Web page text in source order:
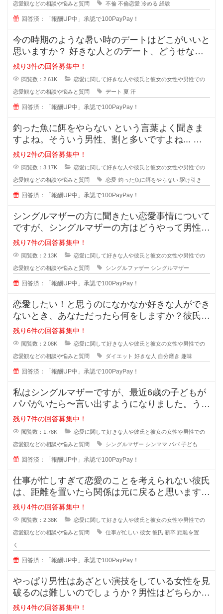
恋愛観などの相談や悩みと質問 不倫 不倫恋愛 冷める 経験
回答済：「報酬UP中」承認で100PayPay！
今の時期のような暑い時のデートはどこがいいと
思いますか？ 好きな人とのデート、どうせなら
街を散策したりデートスポッ
残り3件の回答募集中！
閲覧数：2.61K 恋愛に関して好きな人や彼氏と彼女の女性や男性での
恋愛観などの相談や悩みと質問 デート 夏 汗
回答済：「報酬UP中」承認で100PayPay！
釣った魚に餌をやらない という言葉よく聞きま
すよね。そういう男性、割と多いですよね... な
ぜ付き合った途端に覚めたよう
残り2件の回答募集中！
閲覧数：3.17K 恋愛に関して好きな人や彼氏と彼女の女性や男性での
恋愛観などの相談や悩みと質問 恋愛 釣った魚に餌をやらない 駆け引き
回答済：「報酬UP中」承認で100PayPay！
シングルマザーの方に聞きたい恋愛事情について
ですが、シングルマザーの方はどうやって男性と
会う時間を作っているのでしょうか
残り7件の回答募集中！
閲覧数：2.13K 恋愛に関して好きな人や彼氏と彼女の女性や男性での
恋愛観などの相談や悩みと質問 シングルファザー シングルマザー
回答済：「報酬UP中」承認で100PayPay！
恋愛したい！と思うのになかなか好きな人ができ
ないとき、あなただったら何をしますか？彼氏が
欲しい！彼女がほしい！と思ってい
残り6件の回答募集中！
閲覧数：2.08K 恋愛に関して好きな人や彼氏と彼女の女性や男性での
恋愛観などの相談や悩みと質問 ダイエット 好きな人 自分磨き 趣味
回答済：「報酬UP中」承認で100PayPay！
私はシングルマザーですが、最近6歳の子どもが
パパがいたら〜言い出すようになりました。うち
ではもう元旦那との関係も完全に切
残り7件の回答募集中！
閲覧数：1.78K 恋愛に関して好きな人や彼氏と彼女の女性や男性での
恋愛観などの相談や悩みと質問 シングルマザー シンママ パパ 子ども
回答済：「報酬UP中」承認で100PayPay！
仕事が忙しすぎて恋愛のことを考えられない彼氏
は、距離を置いたら関係は元に戻ると思いますか
？また元に戻る時はどんな時でしょ
残り4件の回答募集中！
閲覧数：2.38K 恋愛に関して好きな人や彼氏と彼女の女性や男性での
恋愛観などの相談や悩みと質問 仕事が忙しい 彼女 彼氏 新卒 距離を置
く
回答済：「報酬UP中」承認で100PayPay！
やっぱり男性はあざとい演技をしている女性を見
破るのは難しいのでしょうか？男性はどちらかと
いうとちょっと隙を見せてくれるよ
残り4件の回答募集中！